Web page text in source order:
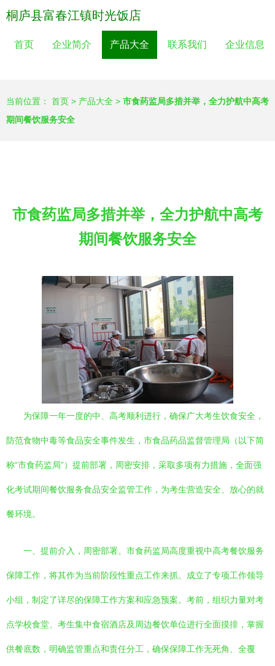
桐庐县富春江镇时光饭店
首页 企业简介 产品大全 联系我们 企业信息
当前位置： 首页 > 产品大全 > 市食药监局多措并举，全力护航中高考
期间餐饮服务安全
市食药监局多措并举，全力护航中高考
期间餐饮服务安全
为保障一年一度的中、高考顺利进行，确保广大考生饮食安全，
防范食物中毒等食品安全事件发生，市食品药品监督管理局（以下简
称“市食药监局”）提前部署，周密安排，采取多项有力措施，全面强
化考试期间餐饮服务食品安全监管工作，为考生营造安全、放心的就
餐环境。
一、提前介入，周密部署。市食药监局高度重视中高考餐饮服务
保障工作，将其作为当前阶段性重点工作来抓。成立了专项工作领导
小组，制定了详尽的保障工作方案和应急预案。考前，组织力量对考
点学校食堂、考生集中食宿酒店及周边餐饮单位进行全面摸排，掌握
供餐底数，明确监管重点和责任分工，确保保障工作无死角、全覆